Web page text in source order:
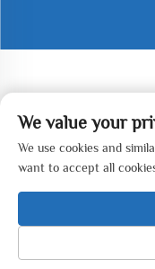
Авторське право
Technology Co.,
ГОЛОВНА
We value your
We use cookies and
want to accept all